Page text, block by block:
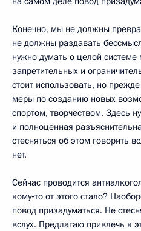
Конечно, мы не должны
не должны раздавать
нужно думать о целой
запретительных и
стоит использовать, но
меры по созданию новых
спортом, творчеством. Здесь
и полноценная
стесняться об этом говорить
нет.
Сейчас проводится
кому‑то от этого стало?
повод призадуматься. Не
вслух. Предлагаю привлечь к